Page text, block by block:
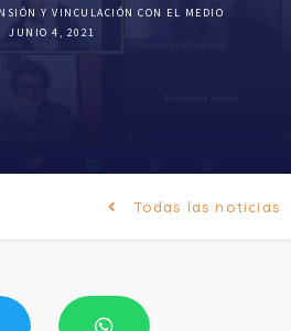
Y VINCULACIÓN CON EL MEDIO
JUNIO 4, 2021
Todas las noticias